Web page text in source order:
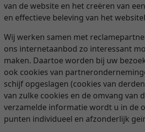
van de website en het creëren van
en effectieve beleving van het
Wij werken samen met
ons internetaanbod zo interessant
maken. Daartoe worden bij uw
ook cookies van
schijf opgeslagen (cookies van
van zulke cookies en de omvang van
verzamelde informatie wordt u in de
punten individueel en afzonderlijk